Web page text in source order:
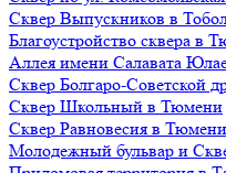
Сквер Выпускников в
Благоустройство сквера в
Аллея имени Салавата
Сквер Болгаро-Советской
Сквер Школьный в Тюмени
Сквер Равновесия в Тюмени
Молодежный бульвар и